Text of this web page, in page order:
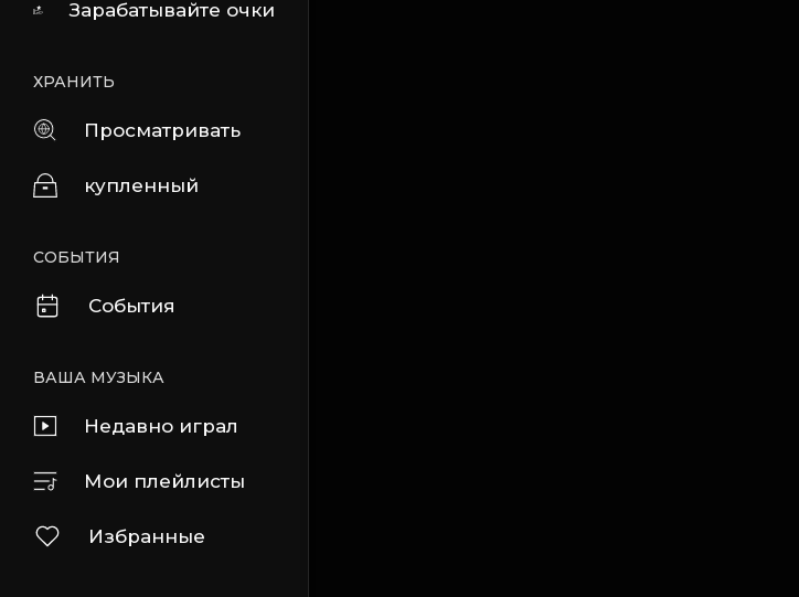
Зарабатывайте очки
ХРАНИТЬ
Просматривать
купленный
СОБЫТИЯ
События
ВАША МУЗЫКА
Недавно играл
Мои плейлисты
Избранные